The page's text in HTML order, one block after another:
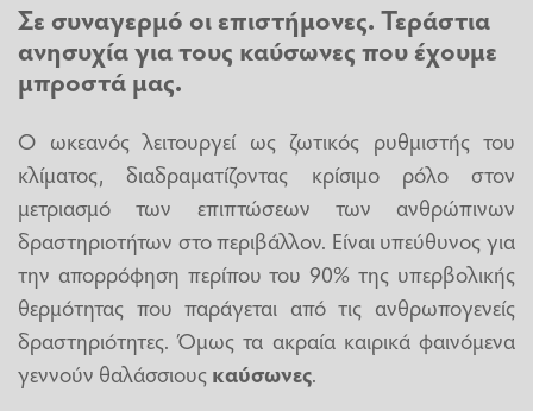
Σε συναγερμό οι επιστήμονες. Τεράστια
ανησυχία για τους καύσωνες που έχουμε
μπροστά μας.
Ο ωκεανός λειτουργεί ως ζωτικός ρυθμιστής του
κλίματος, διαδραματίζοντας κρίσιμο ρόλο στον
μετριασμό των επιπτώσεων των ανθρώπινων
δραστηριοτήτων στο περιβάλλον. Είναι υπεύθυνος για
την απορρόφηση περίπου του 90% της υπερβολικής
θερμότητας που παράγεται από τις ανθρωπογενείς
δραστηριότητες. Όμως τα ακραία καιρικά φαινόμενα
γεννούν θαλάσσιους καύσωνες.